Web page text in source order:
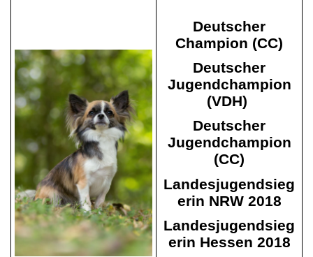
Deutscher
Champion (CC)
Deutscher
Jugendchampion
(VDH)
Deutscher
Jugendchampion
(CC)
Landesjugendsieg
erin NRW 2018
Landesjugendsieg
erin Hessen 2018